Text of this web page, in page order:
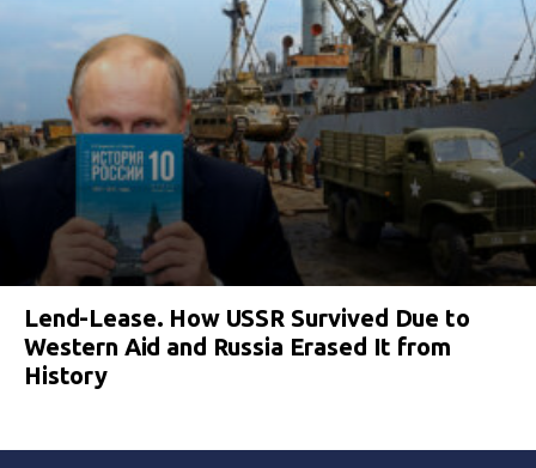
Lend-Lease. How USSR Survived Due to
Western Aid and Russia Erased It from
History